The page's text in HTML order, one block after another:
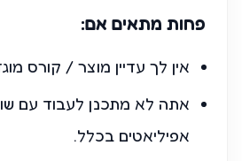
פחות מתאים אם:
אין לך עדיין מוצר / קורס
אתה לא מתכנן לעבוד עם
אפיליאטים בכלל.